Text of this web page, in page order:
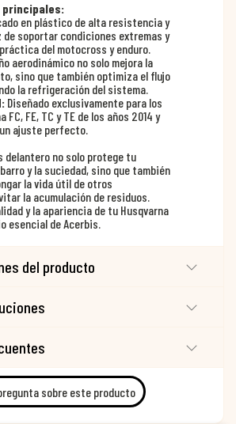
en plástico de alta resistencia y
de soportar condiciones extremas y
del motocross y enduro.
aerodinámico no solo mejora la
sino que también optimiza el flujo
la refrigeración del sistema.
Diseñado exclusivamente para los
FC, FE, TC y TE de los años 2014 y
ajuste perfecto.
delantero no solo protege tu
y la suciedad, sino que también
la vida útil de otros
la acumulación de residuos.
y la apariencia de tu Husqvarna
esencial de Acerbis.
del producto
sobre este producto